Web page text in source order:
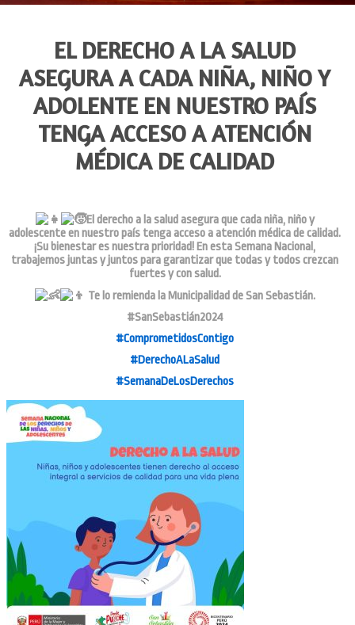
EL DERECHO A LA SALUD
ASEGURA A CADA NIÑA, NIÑO Y
ADOLENTE EN NUESTRO PAÍS
TENGA ACCESO A ATENCIÓN
MÉDICA DE CALIDAD
El derecho a la salud asegura que cada niña, niño y
adolescente en nuestro país tenga acceso a atención médica de calidad.
¡Su bienestar es nuestra prioridad! En esta Semana Nacional,
trabajemos juntas y juntos para garantizar que todas y todos crezcan
fuertes y con salud.
Te lo remienda la Municipalidad de San Sebastián.
#SanSebastián2024
#ComprometidosContigo
#DerechoALaSalud
#SemanaDeLosDerechos